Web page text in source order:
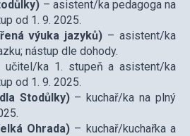
– asistent/ka pedagoga na
od 1. 9. 2025.
výuka jazyků) – asistent/ka
nástup dle dohody.
ka 1. stupeň a asistent/ka
od 1. 9. 2025.
Stodůlky)– kuchař/ka na plný
Ohrada) – kuchař/kuchařka a